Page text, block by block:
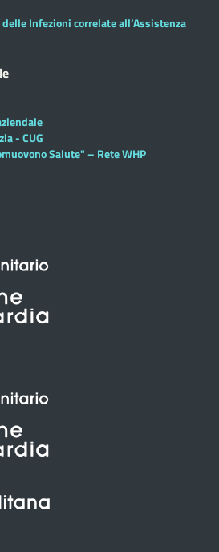
Infezioni correlate all’Assistenza
- CUG
Salute" – Rete WHP